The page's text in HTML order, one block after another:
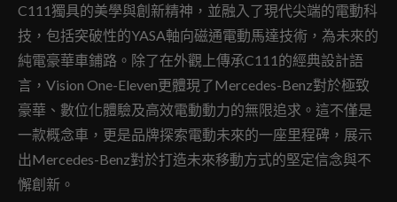
C111獨具的美學與創新精神，並融入了現代尖端的電動科
技，包括突破性的YASA軸向磁通電動馬達技術，為未來的
純電豪華車鋪路。除了在外觀上傳承C111的經典設計語
言，Vision One-Eleven更體現了Mercedes-Benz對於極致
豪華、數位化體驗及高效電動動力的無限追求。這不僅是
一款概念車，更是品牌探索電動未來的一座里程碑，展示
出Mercedes-Benz對於打造未來移動方式的堅定信念與不
懈創新。